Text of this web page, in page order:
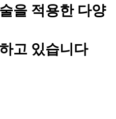
을 적용한 다양
고 있습니다